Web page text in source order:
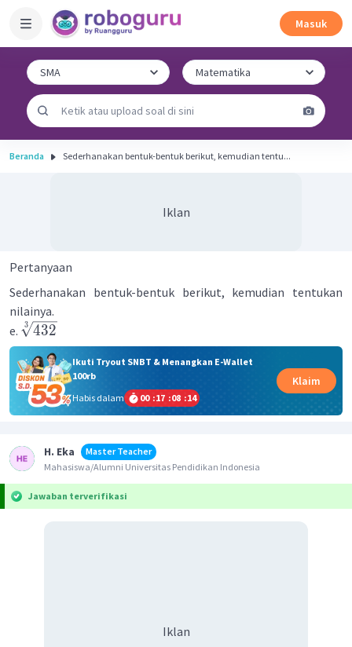
Masuk
Beranda Sederhanakan bentuk-bentuk berikut, kemudian tentu...
Iklan
Pertanyaan
Sederhanakan bentuk-bentuk berikut, kemudian tentukan
nilainya.
e.
3 432
Ikuti Tryout SNBT & Menangkan E-Wallet
100rb
Habis dalam
00 :17 :08 :14
Klaim
H. Eka
Master Teacher
Mahasiswa/Alumni Universitas Pendidikan Indonesia
Jawaban terverifikasi
Iklan